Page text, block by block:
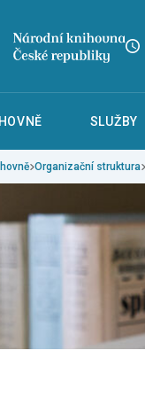
SLUŽBY
Organizační struktura